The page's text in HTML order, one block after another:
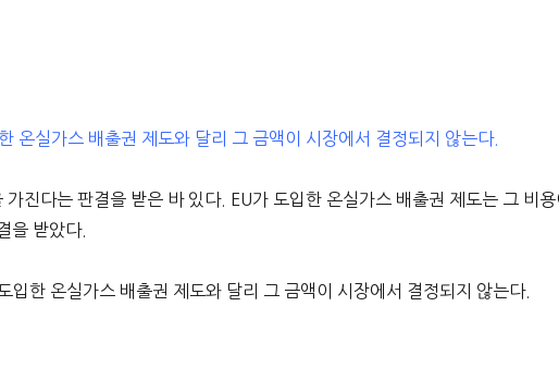
온실가스 배출권 제도와 달리 그 금액이 시장에서 결정되지 않는다.
진다는 판결을 받은 바 있다. EU가 도입한 온실가스 배출권 제도는 그 비
을 받았다.
입한 온실가스 배출권 제도와 달리 그 금액이 시장에서 결정되지 않는다.